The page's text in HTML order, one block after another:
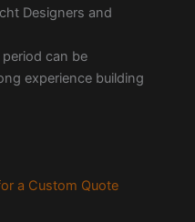
Designers and
can be
experience building
a Custom Quote